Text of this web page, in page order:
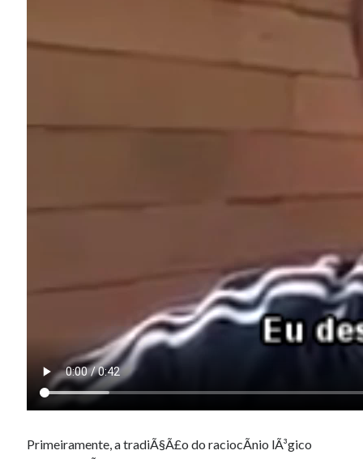
Primeiramente, a tradiÃ§Ã£o do raciocÃ­nio lÃ³gico